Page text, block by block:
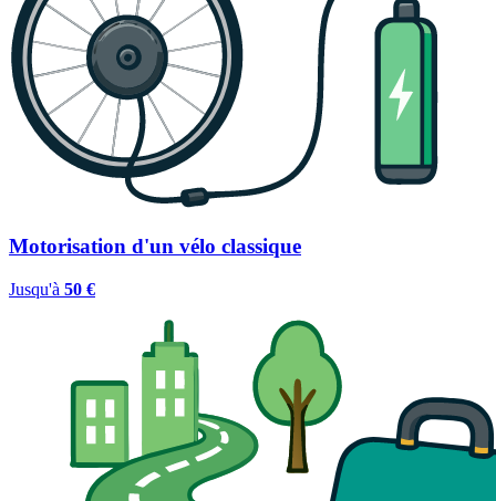
Motorisation d'un vélo classique
Jusqu'à 50 €